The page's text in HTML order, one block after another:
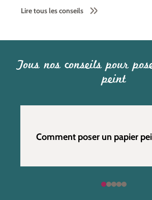
Lire tous les conseils
Tous nos conseils pour
peint
Comment poser un papier